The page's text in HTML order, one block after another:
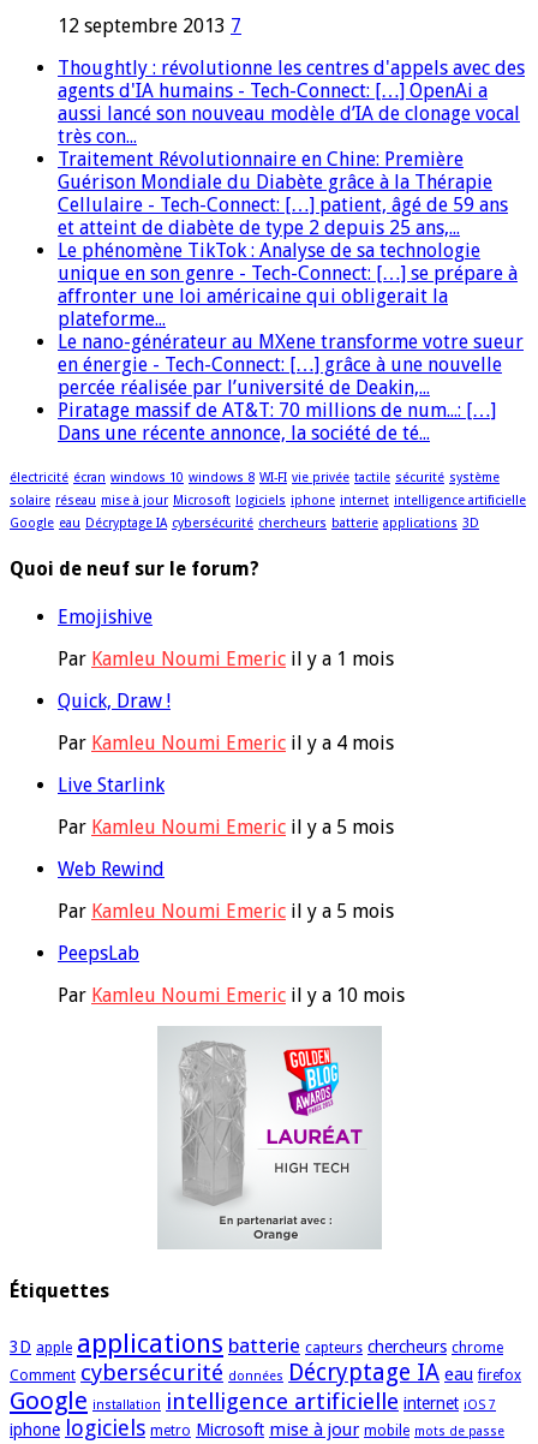
12 septembre 2013 7
Thoughtly : révolutionne les centres d'appels avec des
agents d'IA humains - Tech-Connect: […] OpenAi a
aussi lancé son nouveau modèle d’IA de clonage vocal
très con...
Traitement Révolutionnaire en Chine: Première
Guérison Mondiale du Diabète grâce à la Thérapie
Cellulaire - Tech-Connect: […] patient, âgé de 59 ans
et atteint de diabète de type 2 depuis 25 ans,...
Le phénomène TikTok : Analyse de sa technologie
unique en son genre - Tech-Connect: […] se prépare à
affronter une loi américaine qui obligerait la
plateforme...
Le nano-générateur au MXene transforme votre sueur
en énergie - Tech-Connect: […] grâce à une nouvelle
percée réalisée par l’université de Deakin,...
Piratage massif de AT&T: 70 millions de num...: […]
Dans une récente annonce, la société de té...
électricité écran windows 10 windows 8 WI-FI vie privée tactile sécurité système
solaire réseau mise à jour Microsoft logiciels iphone internet intelligence artificielle
Google eau Décryptage IA cybersécurité chercheurs batterie applications 3D
Quoi de neuf sur le forum?
Emojishive
Par Kamleu Noumi Emeric il y a 1 mois
Quick, Draw !
Par Kamleu Noumi Emeric il y a 4 mois
Live Starlink
Par Kamleu Noumi Emeric il y a 5 mois
Web Rewind
Par Kamleu Noumi Emeric il y a 5 mois
PeepsLab
Par Kamleu Noumi Emeric il y a 10 mois
Étiquettes
3D apple applications batterie capteurs chercheurs chrome
Comment cybersécurité données Décryptage IA eau firefox
Google installation intelligence artificielle internet iOS 7
iphone logiciels metro Microsoft mise à jour mobile mots de passe